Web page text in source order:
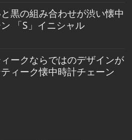
黒の組み合わせが渋い懐中
「S」イニシャル
ークならではのデザインが
ィーク懐中時計チェーン